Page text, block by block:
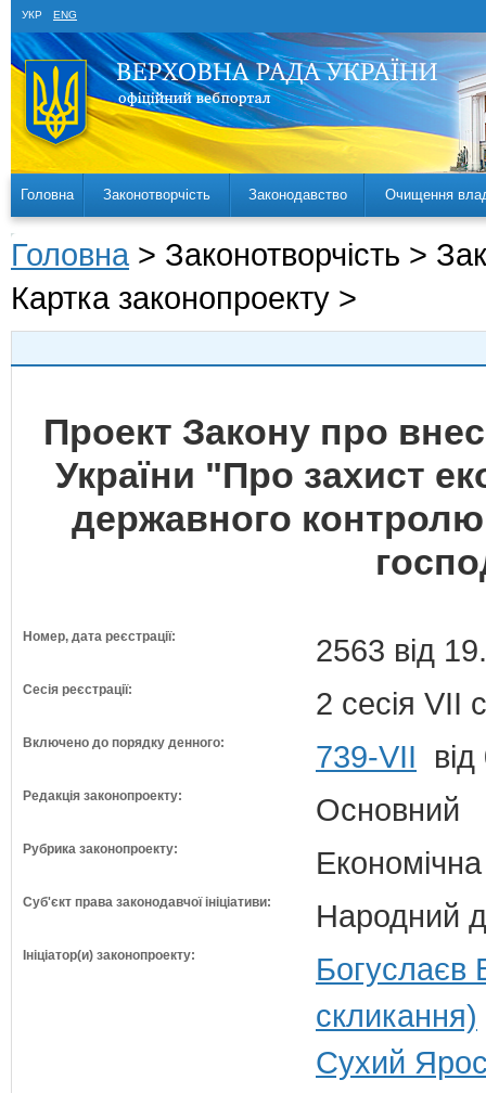
УКР ENG
Головна Законотворчість Законодавство Очищення
Головна > Законотворчість >
Картка законопроекту >
Проект Закону про
України "Про захист
державного контролю
Номер, дата реєстрації: 2563 від
Сесія реєстрації: 2 сесія VII
Включено до порядку денного: 739-VII
Редакція законопроекту: Основний
Рубрика законопроекту:
Суб'єкт права законодавчої ініціативи: Народний
Ініціатор(и) законопроекту:
Богуслаєв
скликання)
Сухий